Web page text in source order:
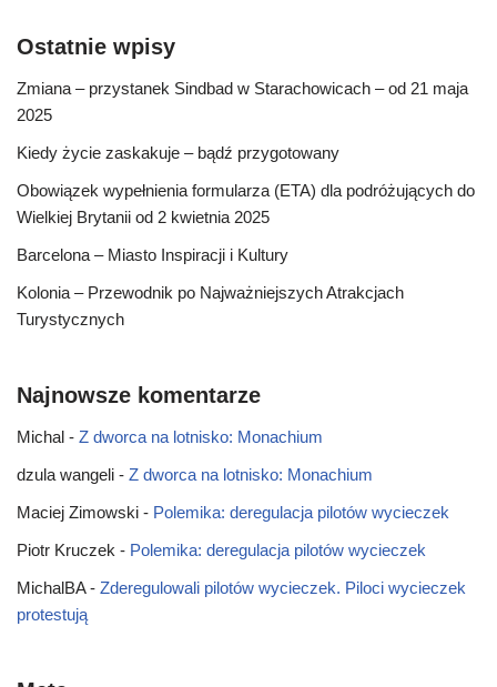
Ostatnie wpisy
Zmiana – przystanek Sindbad w Starachowicach – od 21 maja
2025
Kiedy życie zaskakuje – bądź przygotowany
Obowiązek wypełnienia formularza (ETA) dla podróżujących do
Wielkiej Brytanii od 2 kwietnia 2025
Barcelona – Miasto Inspiracji i Kultury
Kolonia – Przewodnik po Najważniejszych Atrakcjach
Turystycznych
Najnowsze komentarze
Michal - Z dworca na lotnisko: Monachium
dzula wangeli - Z dworca na lotnisko: Monachium
Maciej Zimowski - Polemika: deregulacja pilotów wycieczek
Piotr Kruczek - Polemika: deregulacja pilotów wycieczek
MichalBA- Zderegulowali pilotów wycieczek. Piloci wycieczek
protestują